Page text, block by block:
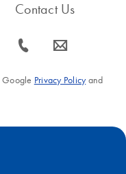
Contact Us
icon_0072_phone-s icon_0063_envelope-s
Google Privacy Policyand